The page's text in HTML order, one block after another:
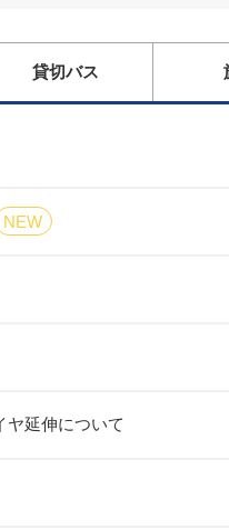
貸切バス
NEW
ヤ延伸について